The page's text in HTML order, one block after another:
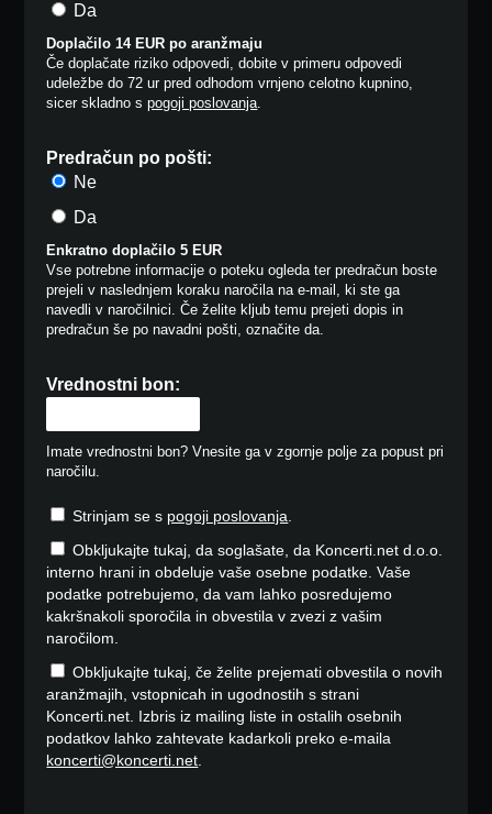
Da
Doplačilo 14 EUR po aranžmaju
Če doplačate riziko odpovedi, dobite v primeru odpovedi
udeležbe do 72 ur pred odhodom vrnjeno celotno kupnino,
sicer skladno spogoji poslovanja.
Predračun po pošti:
Ne
Da
Enkratno doplačilo 5 EUR
Vse potrebne informacije o poteku ogleda ter predračun boste
prejeli v naslednjem koraku naročila na e-mail, ki ste ga
navedli v naročilnici. Če želite kljub temu prejeti dopis in
predračun še po navadni pošti, označite da.
Vrednostni bon:
Imate vrednostni bon? Vnesite ga v zgornje polje za popust pri
naročilu.
Strinjam se s pogoji poslovanja.
Obkljukajte tukaj, da soglašate, da Koncerti.net d.o.o.
interno hrani in obdeluje vaše osebne podatke. Vaše
podatke potrebujemo, da vam lahko posredujemo
kakršnakoli sporočila in obvestila v zvezi z vašim
naročilom.
Obkljukajte tukaj, če želite prejemati obvestila o novih
aranžmajih, vstopnicah in ugodnostih s strani
Koncerti.net. Izbris iz mailing liste in ostalih osebnih
podatkov lahko zahtevate kadarkoli preko e-maila
koncerti@koncerti.net.